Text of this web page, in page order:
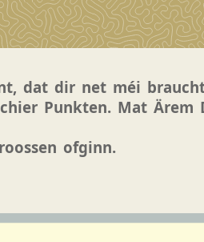
dat dir net méi
Punkten. Mat Ärem
ofginn.